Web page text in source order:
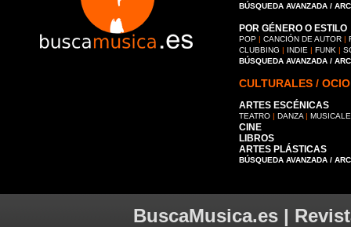
BÚSQUEDA AVANZADA /
POR GÉNERO O ESTILO
POP | CANCIÓN DE AUTOR |
CLUBBING | INDIE | FUNK |
BÚSQUEDA AVANZADA /
CULTURALES / OCIO
ARTES ESCÉNICAS
TEATRO | DANZA |
CINE
LIBROS
ARTES PLÁSTICAS
BÚSQUEDA AVANZADA /
BuscaMusica.es |